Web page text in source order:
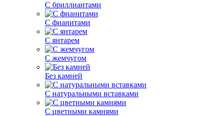
С бриллиантами
С фианитами
С янтарем
С жемчугом
Без камней
С натуральными вставками
С цветными камнями